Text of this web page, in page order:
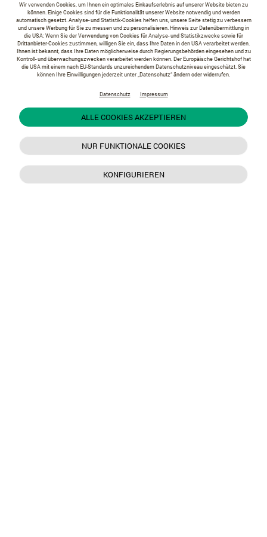
Wir verwenden Cookies, um Ihnen ein optimales Einkaufserlebnis auf unserer Website bieten zu
können. Einige Cookies sind für die Funktionalität unserer Website notwendig und werden
automatisch gesetzt. Analyse- und Statistik-Cookies helfen uns, unsere Seite stetig zu verbessern
und unsere Werbung für Sie zu messen und zu personalisieren. Hinweis zur Datenübermittlung in
die USA: Wenn Sie der Verwendung von Cookies für Analyse- und Statistikzwecke sowie für
Drittanbieter-Cookies zustimmen, willigen Sie ein, dass Ihre Daten in den USA verarbeitet werden.
Ihnen ist bekannt, dass Ihre Daten möglicherweise durch Regierungsbehörden eingesehen und zu
Kontroll- und überwachungszwecken verarbeitet werden können. Der Europäische Gerichtshof hat
die USA mit einem nach EU-Standards unzureichendem Datenschutzniveau eingeschätzt. Sie
können Ihre Einwilligungen jederzeit unter „Datenschutz“ ändern oder widerrufen.
Datenschutz Impressum
ALLE COOKIES AKZEPTIEREN
NUR FUNKTIONALE COOKIES
KONFIGURIEREN